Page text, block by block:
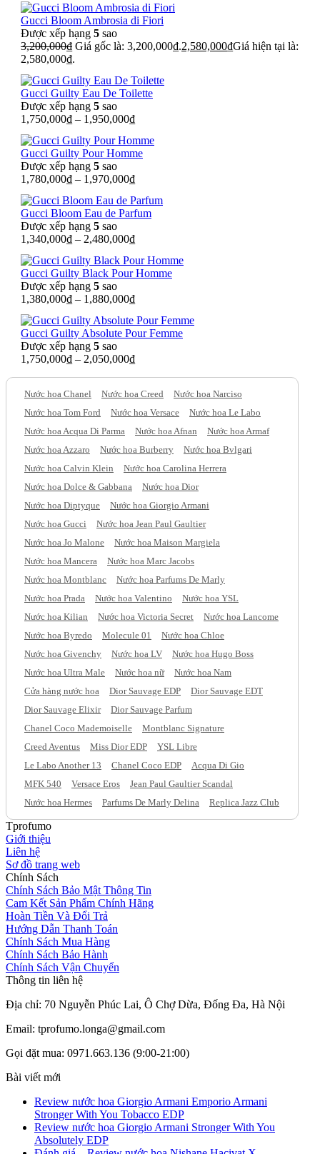
Gucci Bloom Ambrosia di Fiori
Được xếp hạng 5 sao
3,200,000₫ Giá gốc là: 3,200,000₫.2,580,000₫Giá hiện tại là:
2,580,000₫.
Gucci Guilty Eau De Toilette
Được xếp hạng 5 sao
1,750,000₫ – 1,950,000₫
Gucci Guilty Pour Homme
Được xếp hạng 5 sao
1,780,000₫ – 1,970,000₫
Gucci Bloom Eau de Parfum
Được xếp hạng 5 sao
1,340,000₫ – 2,480,000₫
Gucci Guilty Black Pour Homme
Được xếp hạng 5 sao
1,380,000₫ – 1,880,000₫
Gucci Guilty Absolute Pour Femme
Được xếp hạng 5 sao
1,750,000₫ – 2,050,000₫
Nước hoa Chanel Nước hoa Creed
Nước hoa Narciso
Nước hoa Tom Ford
Nước hoa Versace
Nước hoa Le Labo
Nước hoa Acqua Di Parma
Nước hoa Afnan
Nước hoa Armaf
Nước hoa Azzaro
Nước hoa Burberry
Nước hoa Bvlgari
Nước hoa Calvin Klein
Nước hoa Carolina Herrera
Nước hoa Dolce & Gabbana
Nước hoa Dior
Nước hoa Diptyque
Nước hoa Giorgio Armani
Nước hoa Gucci
Nước hoa Jean Paul Gaultier
Nước hoa Jo Malone
Nước hoa Maison Margiela
Nước hoa Mancera
Nước hoa Marc Jacobs
Nước hoa Montblanc
Nước hoa Parfums De Marly
Nước hoa Prada
Nước hoa Valentino
Nước hoa YSL
Nước hoa Kilian
Nước hoa Victoria Secret
Nước hoa Lancome
Nước hoa Byredo
Molecule 01
Nước hoa Chloe
Nước hoa Givenchy
Nước hoa LV
Nước hoa Hugo Boss
Nước hoa Ultra Male
Nước hoa nữ
Nước hoa Nam
Cửa hàng nước hoa
Dior Sauvage EDP
Dior Sauvage EDT
Dior Sauvage Elixir
Dior Sauvage Parfum
Chanel Coco Mademoiselle
Montblanc Signature
Creed Aventus
Miss Dior EDP
YSL Libre
Le Labo Another 13
Chanel Coco EDP
Acqua Di Gio
MFK 540
Versace Eros
Jean Paul Gaultier Scandal
Nước hoa Hermes
Parfums De Marly Delina Replica Jazz Club
Tprofumo
Giới thiệu
Liên hệ
Sơ đồ trang web
Chính Sách
Chính Sách Bảo Mật Thông Tin
Cam Kết Sản Phẩm Chính Hãng
Hoàn Tiền Và Đổi Trả
Hướng Dẫn Thanh Toán
Chính Sách Mua Hàng
Chính Sách Bảo Hành
Chính Sách Vận Chuyển
Thông tin liên hệ
Địa chỉ: 70 Nguyễn Phúc Lai, Ô Chợ Dừa, Đống Đa, Hà Nội
Email: tprofumo.longa@gmail.com
Gọi đặt mua: 0971.663.136 (9:00-21:00)
Bài viết mới
Review nước hoa Giorgio Armani Emporio Armani
Stronger With You Tobacco EDP
Review nước hoa Giorgio Armani Stronger With You
Absolutely EDP